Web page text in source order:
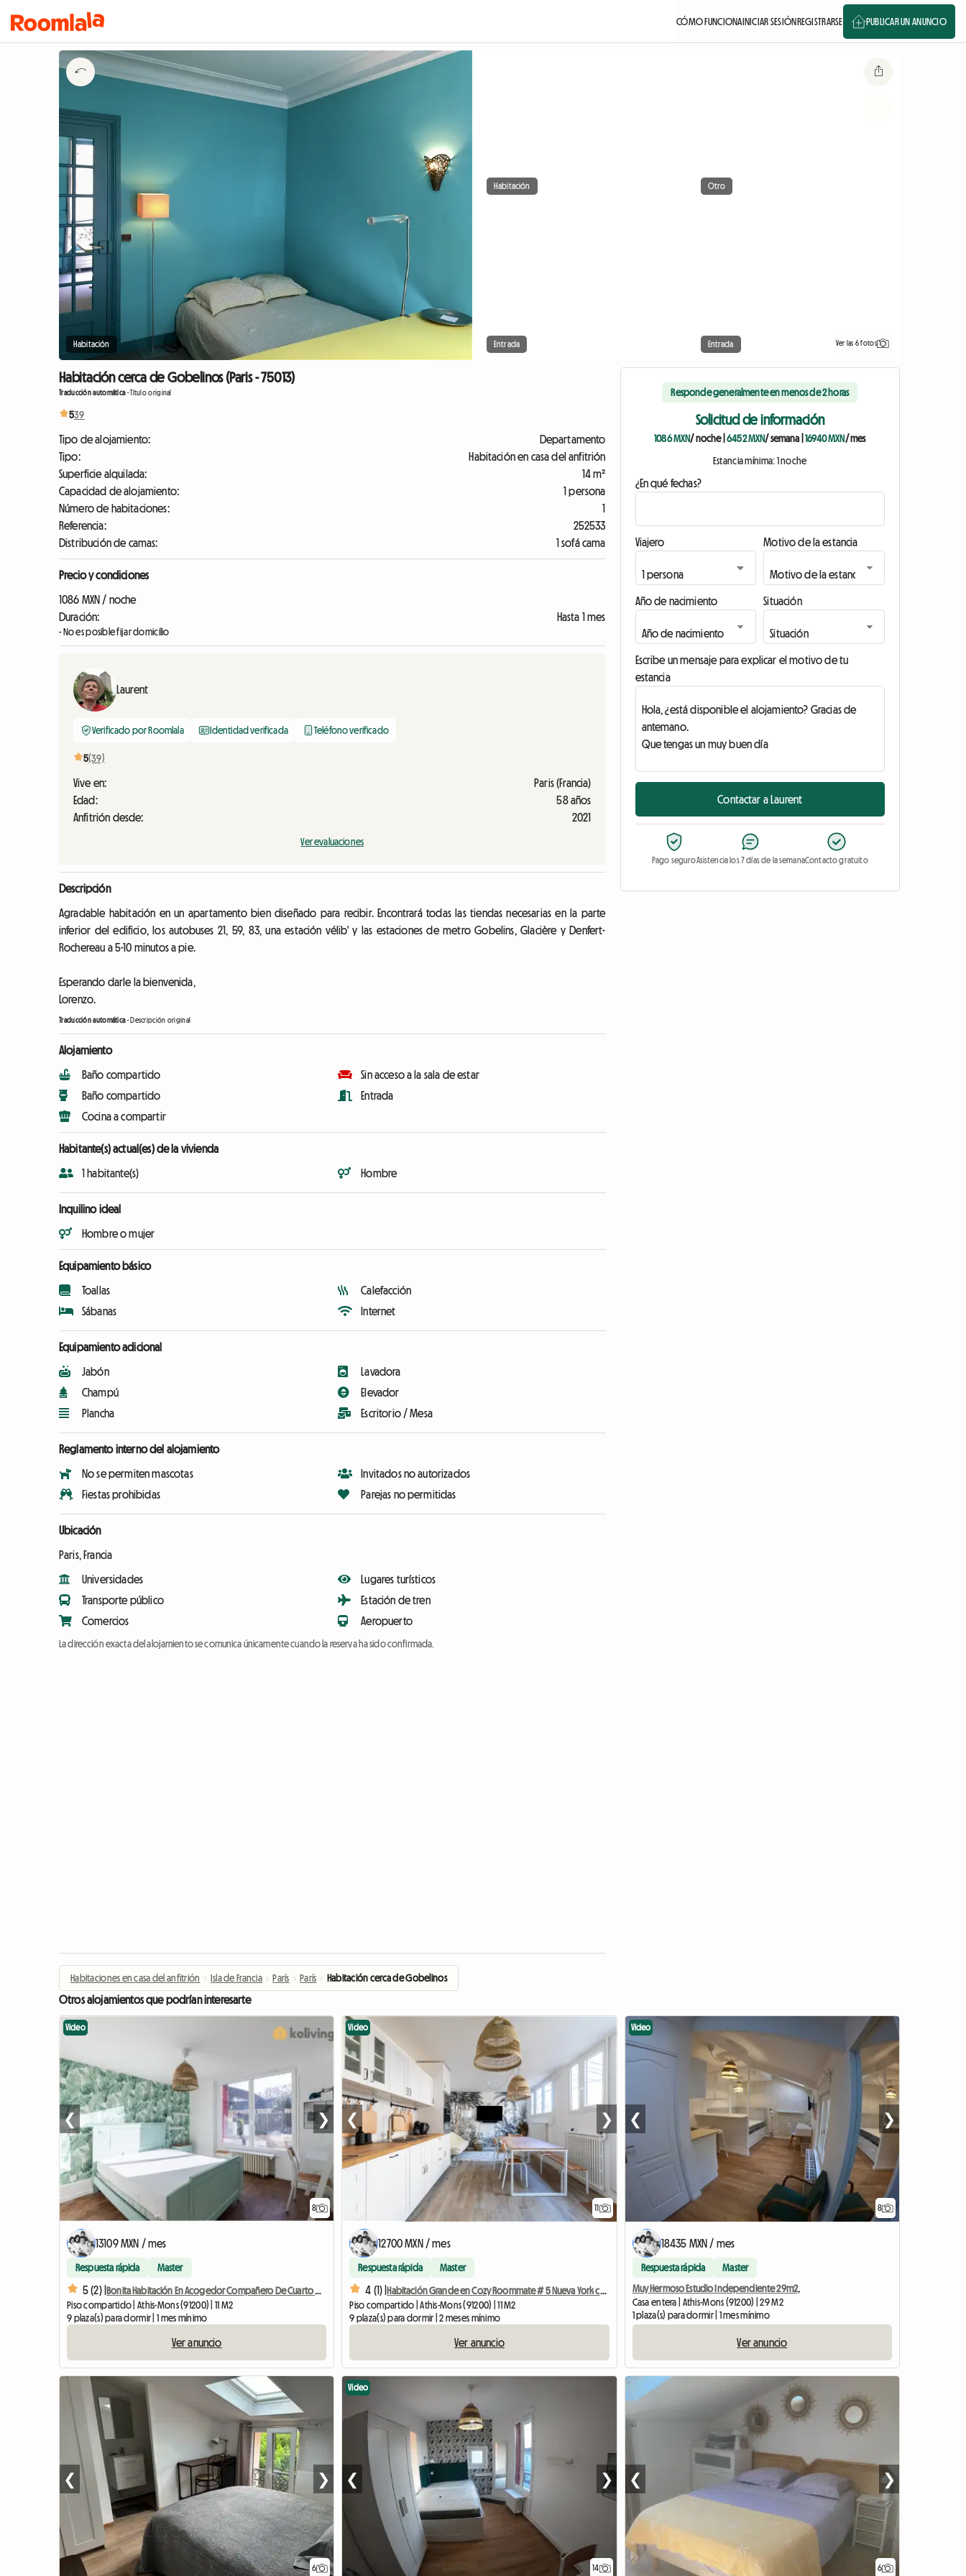
CÓMO FUNCIONAINICIAR SESIÓNREGISTRARSE PUBLICAR UN ANUNCIO
Habitación
Habitación Otro
Entrada Entrada Ver las 6 fotos
Habitación cerca de Gobelinos (Paris - 75013)
Traducción automática-Título original
539
Tipo de alojamiento:
Departamento
Tipo:
Habitación en casa del anfitrión
Superficie alquilada:
14 m²
Capacidad de alojamiento:
1 persona
Número de habitaciones:
1
Referencia:
252533
Distribución de camas:
1 sofá cama
Precio y condiciones
1086 MXN / noche
Duración:
Hasta 1 mes
- No es posible fijar domicilio
Laurent
Verificado por Roomlala Identidad verificada Teléfono verificado
5(39)
Vive en:
Paris (Francia)
Edad:
58 años
Anfitrión desde:
2021
Ver evaluaciones
Descripción
Agradable habitación en un apartamento bien diseñado para recibir. Encontrará todas las tiendas necesarias en la parte
inferior del edificio, los autobuses 21, 59, 83, una estación vélib' y las estaciones de metro Gobelins, Glacière y Denfert-
Rochereau a 5-10 minutos a pie.
Esperando darle la bienvenida,
Lorenzo.
Traducción automática-Descripción original
Alojamiento
Baño compartido
Baño compartido
Cocina a compartir
Sin acceso a la sala de estar
Entrada
Habitante(s) actual(es) de la vivienda
1 habitante(s) Hombre
Inquilino ideal
Hombre o mujer
Equipamiento básico
Toallas
Sábanas
Calefacción
Internet
Equipamiento adicional
Jabón
Champú
Plancha
Lavadora
Elevador
Escritorio / Mesa
Reglamento interno del alojamiento
No se permiten mascotas
Fiestas prohibidas
Invitados no autorizados
Parejas no permitidas
Ubicación
Paris, Francia
Universidades
Transporte público
Comercios
Lugares turísticos
Estación de tren
Aeropuerto
La dirección exacta del alojamiento se comunica únicamente cuando la reserva ha sido confirmada.
Responde generalmente en menos de 2 horas
Solicitud de información
1086 MXN/ noche|6452 MXN/ semana |16940 MXN / mes
Estancia mínima: 1 noche
¿En qué fechas?
Viajero Motivo de la estancia
Año de nacimiento Situación
Escribe un mensaje para explicar el motivo de tu
estancia
Contactar a Laurent
Pago seguroAsistencia los 7 días de la semanaContacto gratuito
Habitaciones en casa del anfitrión › Isla de Francia › París › París › Habitación cerca de Gobelinos
Otros alojamientos que podrían interesarte
8
Video
❮ ❯
13109 MXN / mes
Respuesta rápida Master
5 (2) |
Bonita Habitación En Acogedor Compañero De Cuarto # 2
Piso compartido | Athis-Mons (91200) | 11 M2
9 plaza(s) para dormir | 1 mes mínimo
Ver anuncio
11
Video
❮ ❯
12700 MXN / mes
Respuesta rápida Master
4 (1) |
Habitación Grande en Cozy Roommate # 5 Nueva York cerca de Olry
Piso compartido | Athis-Mons (91200) | 11 M2
9 plaza(s) para dormir | 2 meses mínimo
Ver anuncio
8
Video
❮ ❯
18435 MXN / mes
Respuesta rápida Master
Muy Hermoso Estudio Independiente 29m2,
Casa entera | Athis-Mons (91200) | 29 M2
1 plaza(s) para dormir | 1 mes mínimo
Ver anuncio
6
❮ ❯
14
Video
❮ ❯
6
❮ ❯